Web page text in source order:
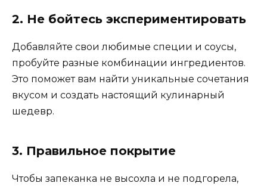
2. Не бойтесь экспериментировать
Добавляйте свои любимые специи и соусы,
пробуйте разные комбинации ингредиентов.
Это поможет вам найти уникальные сочетания
вкусом и создать настоящий кулинарный
шедевр.
3. Правильное покрытие
Чтобы запеканка не высохла и не подгорела,